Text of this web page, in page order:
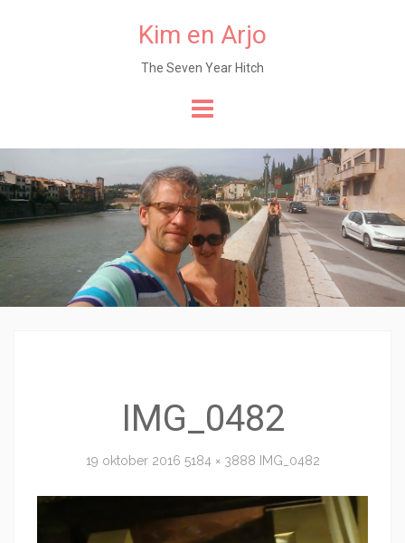
Kim en Arjo
The Seven Year Hitch
content
IMG_0482
19 oktober 2016 5184 × 3888 IMG_0482